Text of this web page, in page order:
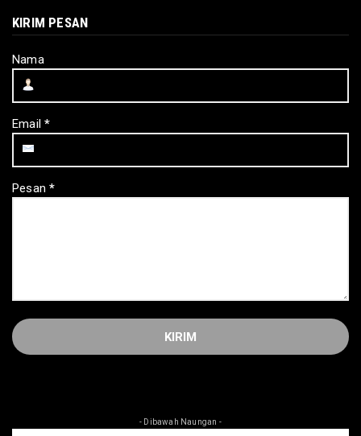
KIRIM PESAN
Nama
Email*
Pesan*
- Dibawah Naungan -